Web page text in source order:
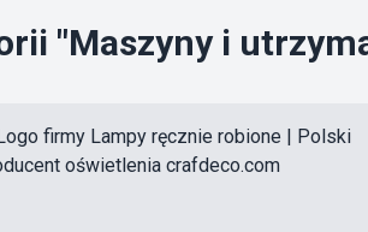
"Maszyny i